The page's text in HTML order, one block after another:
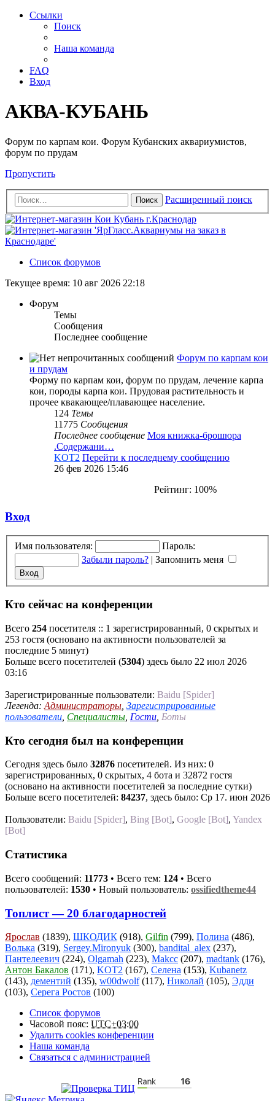
Ссылки
Поиск
Наша команда
FAQ
Вход
АКВА-КУБАНЬ
Форум по карпам кои. Форум Кубанских аквариумистов,
форум по прудам
Пропустить
Поиск Расширенный поиск
Список форумов
Текущее время: 10 авг 2026 22:18
Форум
Темы
Сообщения
Последнее сообщение
Форум по карпам кои
и прудам
Форму по карпам кои, форум по прудам, лечение карпа
кои, породы карпа кои. Прудовая растительность и
прочее квакающее/плавающее население.
124 Темы
11775 Сообщения
Последнее сообщение Моя книжка-брошюра
.Содержани…
KOT2 Перейти к последнему сообщению
26 фев 2026 15:46
Рейтинг: 100%
Вход
Имя пользователя:
Пароль:
Забыли пароль? | Запомнить меня
Кто сейчас на конференции
Всего 254 посетителя :: 1 зарегистрированный, 0 скрытых и
253 гостя (основано на активности пользователей за
последние 5 минут)
Больше всего посетителей (5304) здесь было 22 июл 2026
03:16
Зарегистрированные пользователи: Baidu [Spider]
Легенда: Администраторы Зарегистрированные
пользователи Специалисты Гости Боты
Кто сегодня был на конференции
Сегодня здесь было 32876 посетителей. Из них: 0
зарегистрированных, 0 скрытых, 4 бота и 32872 гостя
(основано на активности посетителей за последние сутки)
Больше всего посетителей: 84237, здесь было: Ср 17. июн 2026
Пользователи: Baidu [Spider], Bing [Bot], Google [Bot], Yandex
[Bot]
Статистика
Всего сообщений: 11773 • Всего тем: 124 • Всего
пользователей: 1530 • Новый пользователь: ossifiedtheme44
Топлист — 20 благодарностей
Ярослав (1839), ШКОДИК (918), Gilfin (799), Полина (486),
Волька (319), Sergey.Mironyuk (300), bandital_alex (237),
Пантелеевич (224), Olgamah (223), Makcc (207), madtank (176),
Антон Бакалов (171), KOT2 (167), Селена (153), Kubanetz
(143), дементий (135), w00dwolf(117), Николай (105), Эдди
(103), Серега Ростов (100)
Список форумов
Часовой пояс: UTC+03:00
Удалить cookies конференции
Наша команда
Связаться с администрацией